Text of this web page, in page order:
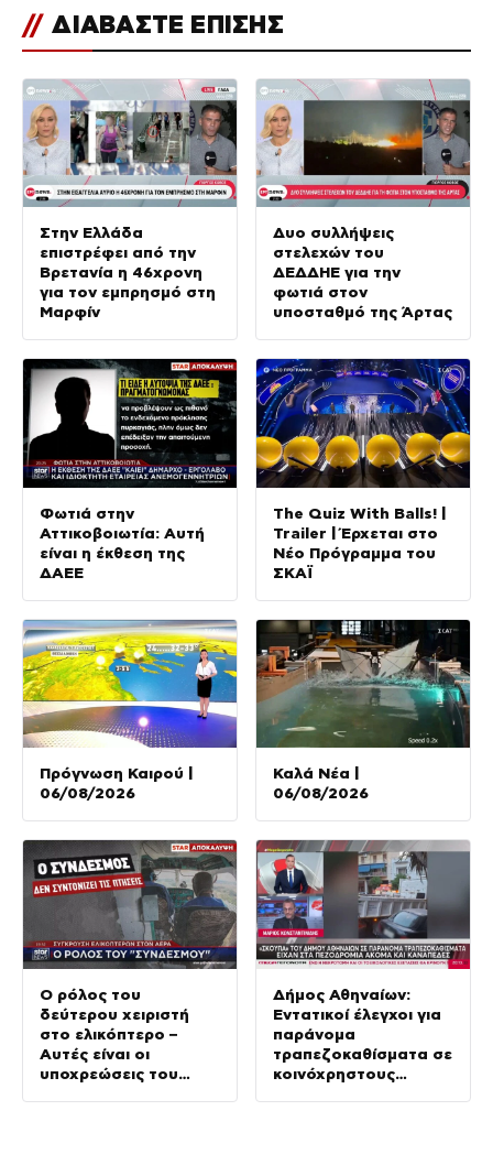
// ΔΙΑΒΑΣΤΕ ΕΠΙΣΗΣ
Στην Ελλάδα
επιστρέφει από την
Βρετανία η 46χρονη
για τον εμπρησμό στη
Μαρφίν
Δυο συλλήψεις
στελεχών του
ΔΕΔΔΗΕ για την
φωτιά στον
υποσταθμό της Άρτας
Φωτιά στην
Αττικοβοιωτία: Αυτή
είναι η έκθεση της
ΔΑΕΕ
The Quiz With Balls! |
Trailer | Έρχεται στο
Νέο Πρόγραμμα του
ΣΚΑΪ
Πρόγνωση Καιρού |
06/08/2026
Καλά Νέα |
06/08/2026
Ο ρόλος του
δεύτερου χειριστή
στο ελικόπτερο –
Αυτές είναι οι
υποχρεώσεις του
Δήμος Αθηναίων:
Εντατικοί έλεγχοι για
παράνομα
τραπεζοκαθίσματα σε
κοινόχρηστους